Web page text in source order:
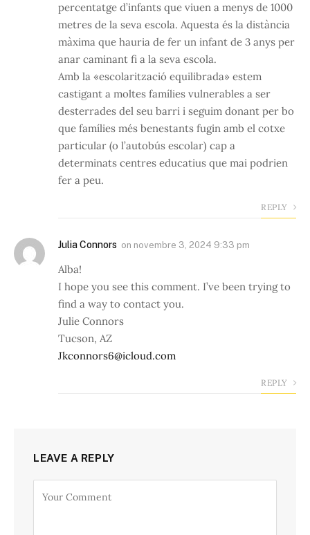
percentatge d’infants que viuen a menys de 1000
metres de la seva escola. Aquesta és la distància
màxima que hauria de fer un infant de 3 anys per
anar caminant fi a la seva escola.
Amb la «escolarització equilibrada» estem
castigant a moltes famílies vulnerables a ser
desterrades del seu barri i seguim donant per bo
que famílies més benestants fugin amb el cotxe
particular (o l’autobús escolar) cap a
determinats centres educatius que mai podrien
fer a peu.
REPLY
Julia Connors on novembre 3, 2024 9:33 pm
Alba!
I hope you see this comment. I’ve been trying to
find a way to contact you.
Julie Connors
Tucson, AZ
Jkconnors6@icloud.com
REPLY
LEAVE A REPLY